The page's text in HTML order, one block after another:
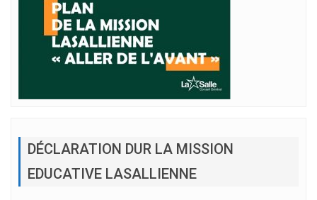
DÉCLARATION DUR LA MISSION
EDUCATIVE LASALLIENNE